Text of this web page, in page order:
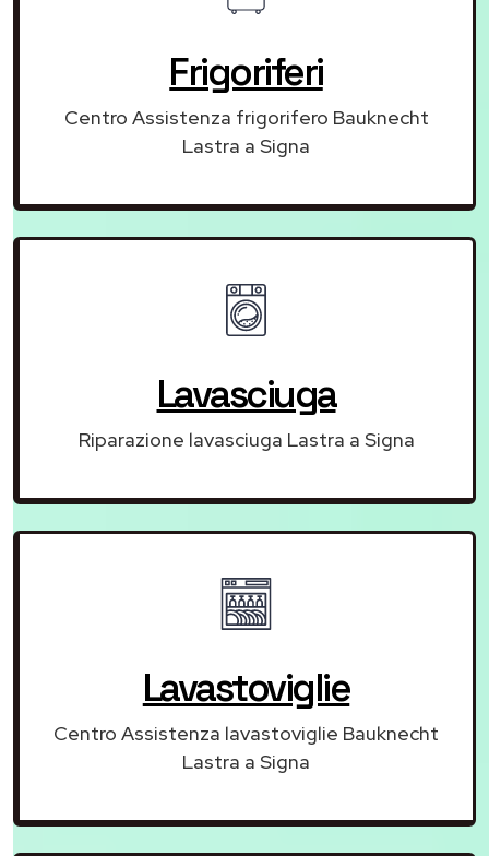
Frigoriferi
Centro Assistenza frigorifero Bauknecht
Lastra a Signa
Lavasciuga
Riparazione lavasciuga Lastra a Signa
Lavastoviglie
Centro Assistenza lavastoviglie Bauknecht
Lastra a Signa